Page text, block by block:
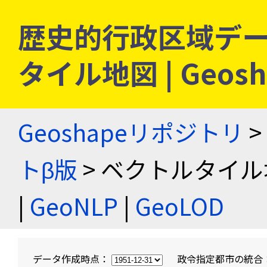
歴史的行政区域デ
タイル地図 |
Geoshapeリポジトリ >
トβ版 > ベクトルタイ
| GeoNLP | GeoLOD
データ作成時点： 政令指定都市の統